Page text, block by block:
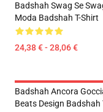
Badshah Swag Se
Moda Badshah T-Shirt
24,38 € - 28,06 €
Badshah Ancora
Beats Design Badshah